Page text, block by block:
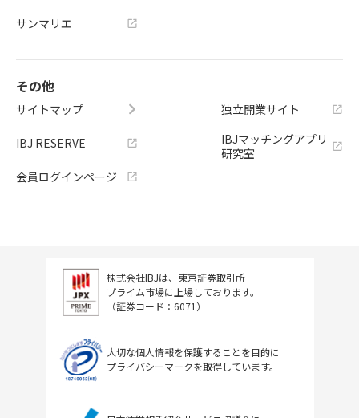
サンマリエ
その他
サイトマップ
IBJ RESERVE
会員ログインページ
独立開業サイト
IBJマッチングアプリ
研究室
株式会社IBJは、東京証券取引所
プライム市場に上場しております。
（証券コード：6071）
大切な個人情報を保護することを目的に
プライバシーマークを取得しています。